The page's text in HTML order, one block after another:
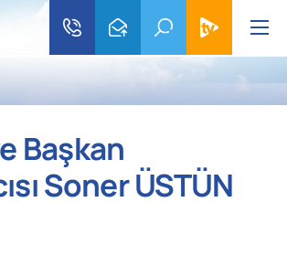
Başkan
Soner ÜSTÜN